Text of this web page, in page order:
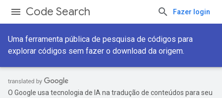
Code Search Fazer login
Uma ferramenta pública de pesquisa de códigos para
explorar códigos sem fazer o download da origem.
O Google usa tecnologia de IA na tradução de conteúdos para seu